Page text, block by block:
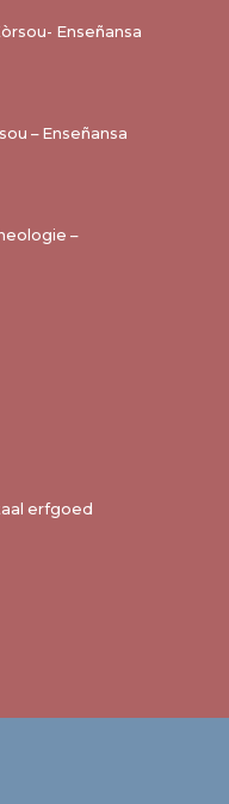
Enseñansa
– Enseñansa
–
erfgoed